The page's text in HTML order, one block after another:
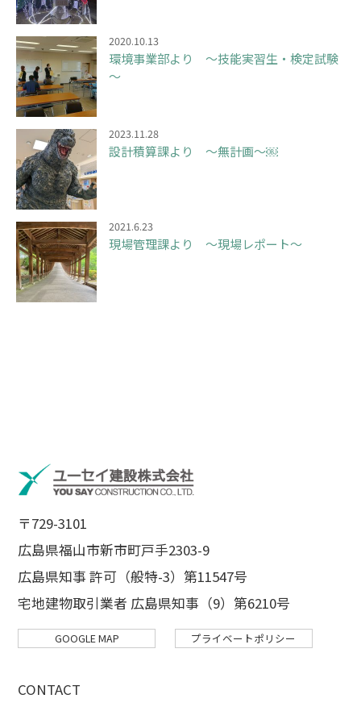
2020.10.13
環境事業部より ～技能実習生・検定試験
～
2023.11.28
設計積算課より ～無計画～￼
2021.6.23
現場管理課より ～現場レポート～
〒729-3101
広島県福山市新市町戸手2303-9
広島県知事 許可（般特-3）第11547号
宅地建物取引業者 広島県知事（9）第6210号
GOOGLE MAP プライベートポリシー
CONTACT